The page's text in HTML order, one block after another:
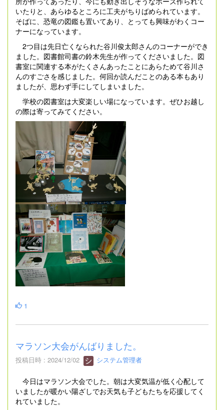
いたりと、あらゆるところに工夫がちりばめられています。
そばに、恐竜の図鑑も置いてあり、とっても興味がわくコー
ナーになっています。
2つ目は先日亡くなられた谷川俊太郎さんのコーナーができ
ました。図書館司書の鈴木先生が作ってくださいました。図
書室に関連する本がたくさんあったことにあらためて谷川さ
んのすごさを感じました。何回か読んだことのある本もあり
ましたが、思わず手にしてしまいました。
学校の図書室は大変楽しい場になっています。ぜひお越し
の際は寄ってみてください。
1
マラソン大会がんばりました。
投稿日時 : 2024/12/02 システム管理者
今日はマラソン大会でした。朝は大変気温が低く心配して
いましたが暖かい陽ざしでお天気も子どもたちを応援してく
れていました。